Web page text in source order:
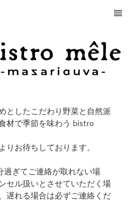
としたこだわり野菜と自然派
材で季節を味わう bistro
りお待ちしております。
ぎてご連絡が取れない場
セル扱いとさせていただく場
遅れる場合は必ずご連絡くだ